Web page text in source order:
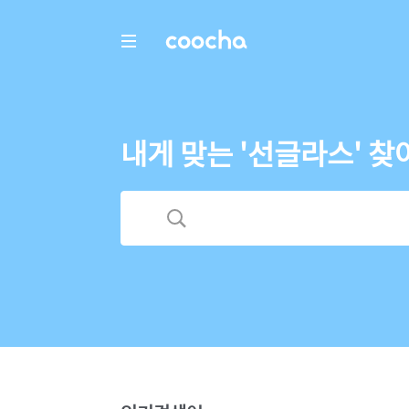
COOCHA
내게 맞는 '선글라스' 찾